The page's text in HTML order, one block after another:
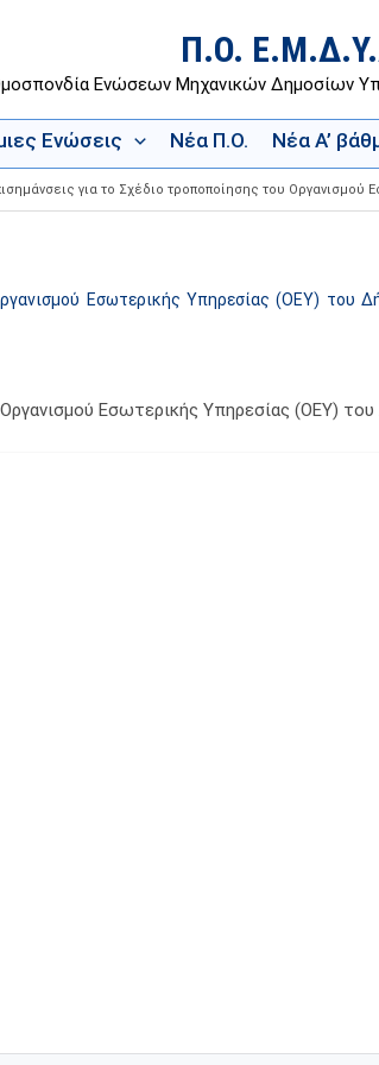
Π.Ο.
Ενώσεων Μηχανικών
Ενώσεις Νέα Π.Ο. Νέα Α’
για το Σχέδιο τροποποίησης του
Εσωτερικής Υπηρεσίας (ΟΕΥ) του
Εσωτερικής Υπηρεσίας (ΟΕΥ)